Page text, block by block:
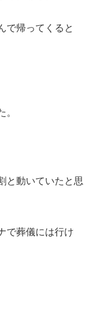
で帰ってくると
。
と動いていたと思
で葬儀には行け